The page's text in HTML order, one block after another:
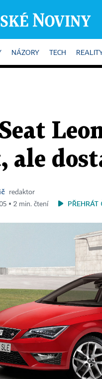
NÁZORY TECH
ale
redaktor
▪ 2 min. čtení
PŘEHRÁT